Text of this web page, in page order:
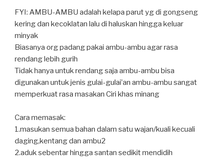
FYI: AMBU-AMBU adalah kelapa parut yg di gongseng
kering dan kecoklatan lalu di haluskan hingga keluar
minyak⁣
Biasanya org padang pakai ambu-ambu agar rasa
rendang lebih gurih⁣
Tidak hanya untuk rendang saja ambu-ambu bisa
digunakan untuk jenis gulai-gulai’an ambu-ambu sangat
memperkuat rasa masakan Ciri khas minang⁣
Cara memasak:⁣
1.masukan semua bahan dalam satu wajan/kuali kecuali
daging,kentang dan ambu2⁣
2.aduk sebentar hingga santan sedikit mendidih⁣